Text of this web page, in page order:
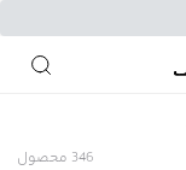
346 محصول